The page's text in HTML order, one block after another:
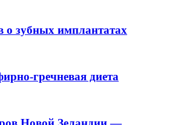
о зубных имплантатах
гречневая диета